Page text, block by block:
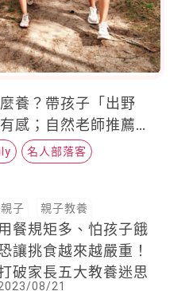
養？帶孩子「出野
感；自然老師推薦必
3種景點
名人部落客
親子 親子教養
餐規矩多、怕孩子餓
讓挑食越來越嚴重！
破家長五大教養迷思
08/21